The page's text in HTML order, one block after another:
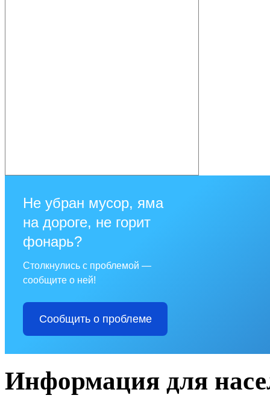
Не убран мусор, яма
на дороге, не горит
фонарь?
Столкнулись с проблемой —
сообщите о ней!
Сообщить о проблеме
Информация для